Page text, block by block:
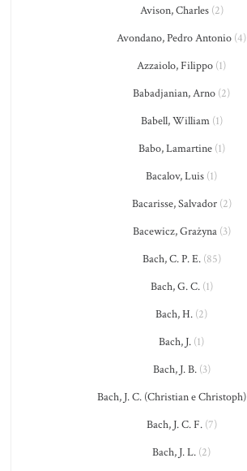
Avison, Charles(2)
Avondano, Pedro Antonio (4)
Azzaiolo, Filippo (1)
Babadjanian, Arno (2)
Babell, William(1)
Babo, Lamartine(1)
Bacalov, Luis (1)
Bacarisse, Salvador(2)
Bacewicz, Grażyna(3)
Bach, C. P. E.(85)
Bach, G. C.(1)
Bach, H. (2)
Bach, J. (1)
Bach, J. B.(3)
Bach, J. C. (Christian e Christoph)
Bach, J. C. F.(7)
Bach, J. L. (2)